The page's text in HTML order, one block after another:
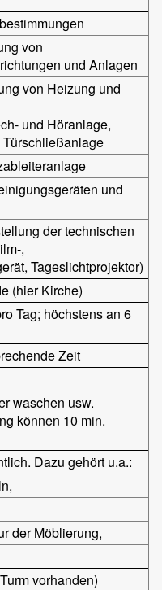
von
und Anlagen
von Heizung und
und Höranlage,
und
der technischen
,
Tageslichtprojektor)
(hier Kirche)
Tag; höchstens an 6
Zeit
waschen usw.
können 10 min.
Dazu gehört u.a.:
der Möblierung,
vorhanden)